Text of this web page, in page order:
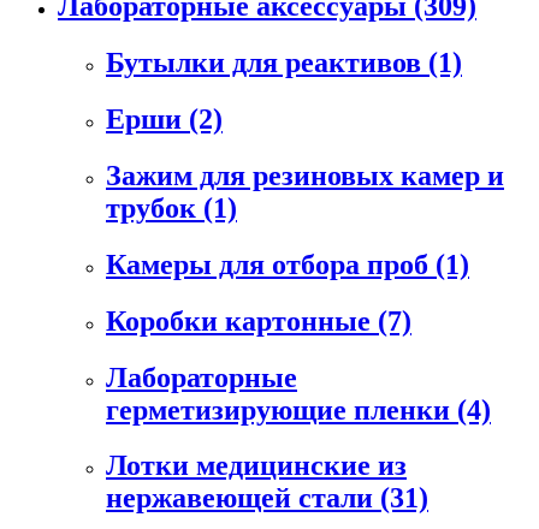
Бутылки для реактивов (1)
Ерши (2)
Зажим для резиновых камер и
трубок (1)
Камеры для отбора проб (1)
Коробки картонные (7)
Лабораторные
герметизирующие пленки (4)
Лотки медицинские из
нержавеющей стали (31)